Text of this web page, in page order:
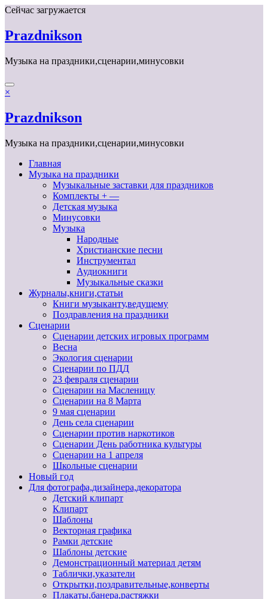
Перейти
содержимому
Сейчас загружается
Prazdnikson
Музыка на праздники,сценарии,минусовки
×
Prazdnikson
Музыка на праздники,сценарии,минусовки
Главная
Музыка на праздники
Музыкальные заставки для праздников
Комплекты + —
Детская музыка
Минусовки
Музыка
Народные
Христианские песни
Инструментал
Аудиокниги
Музыкальные сказки
Журналы,книги,статьи
Книги музыканту,ведущему
Поздравления на праздники
Сценарии
Сценарии детских игровых программ
Весна
Экология сценарии
Сценарии по ПДД
23 февраля сценарии
Сценарии на Масленицу
Сценарии на 8 Марта
9 мая сценарии
День села сценарии
Сценарии против наркотиков
Сценарии День работника культуры
Сценарии на 1 апреля
Школьные сценарии
Новый год
Для фотографа,дизайнера,декоратора
Детский клипарт
Клипарт
Шаблоны
Векторная графика
Рамки детские
Шаблоны детские
Демонстрационный материал детям
Таблички,указатели
Открытки,поздравительные,конверты
Плакаты,банера,растяжки